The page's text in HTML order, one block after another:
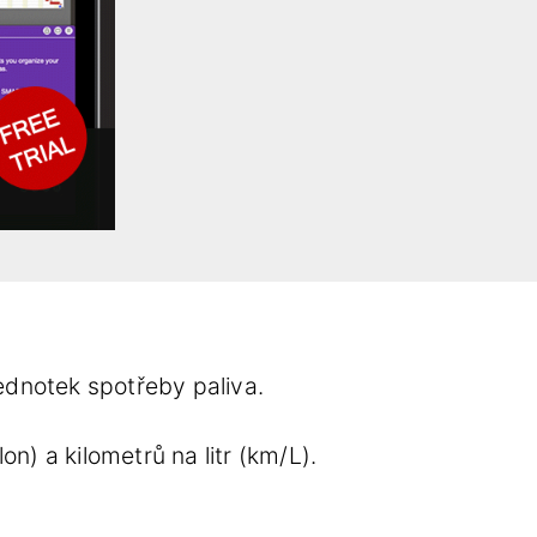
spotřeby paliva.
a kilometrů na litr (km/L).